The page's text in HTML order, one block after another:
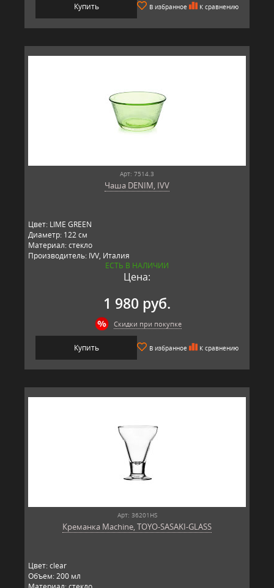
Купить В избранное К сравнению
Арт: 7514.3
Чаша DENIM, IVV
Цвет: LIME GREEN
Диаметр: 122 см
Материал: стекло
Производитель: IVV, Италия
ЕСТЬ В НАЛИЧИИ
Цена:
1 980 руб.
Скидки при покупке
Купить В избранное К сравнению
Арт: 36201HS
Креманка Machine, TOYO-SASAKI-GLASS
Цвет: clear
Объем: 200 мл